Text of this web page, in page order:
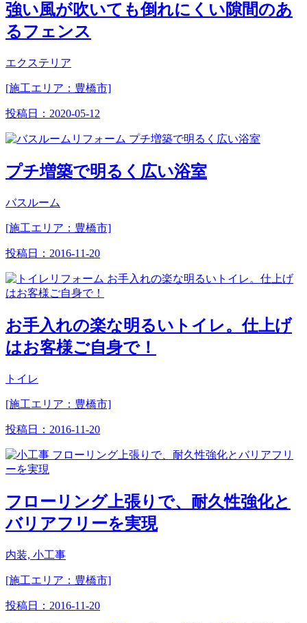
強い風が吹いても倒れにくい隙間のあ
るフェンス
エクステリア
[施工エリア：豊橋市]
投稿日： 2020-05-12
プチ増築で明るく広い浴室
バスルーム
[施工エリア：豊橋市]
投稿日： 2016-11-20
お手入れの楽な明るいトイレ。仕上げ
はお客様ご自身で！
トイレ
[施工エリア：豊橋市]
投稿日： 2016-11-20
フローリング上張りで、耐久性強化と
バリアフリーを実現
内装, 小工事
[施工エリア：豊橋市]
投稿日： 2016-11-20